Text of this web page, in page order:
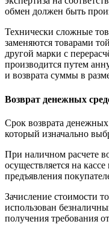
обмен должен быть
Технически сложные
заменяются товарами
другой марки с
производится путем
и возврата суммы в
Возврат денежных
Срок возврата
который изначально
При наличном расчете
осуществляется на
предъявления
Зачисление стоимости
использован
получения требования